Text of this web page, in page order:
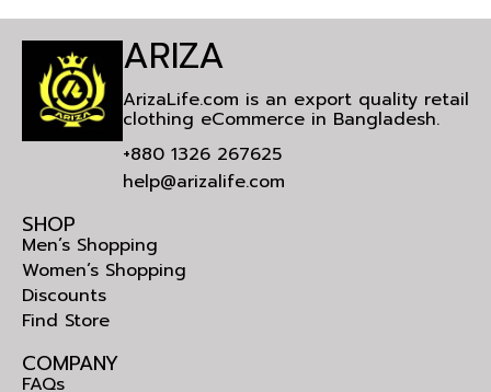
ARIZA
ArizaLife.com is an export quality retail
clothing eCommerce in Bangladesh.
+880 1326 267625
help@arizalife.com
SHOP
Men’s Shopping
Women’s Shopping
Discounts
Find Store
COMPANY
FAQs